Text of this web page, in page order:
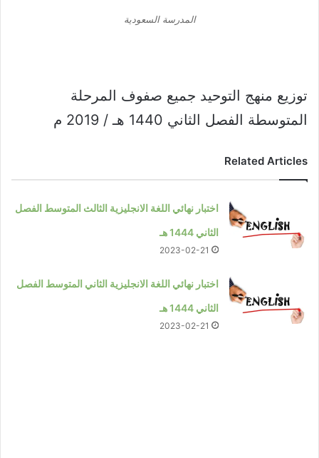
المدرسة السعودية
توزيع منهج التوحيد جميع صفوف المرحلة
المتوسطة الفصل الثاني 1440 هـ / 2019 م
Related Articles
اختبار نهائي اللغة الانجليزية الثالث المتوسط الفصل
الثاني 1444 هـ
2023-02-21
اختبار نهائي اللغة الانجليزية الثاني المتوسط الفصل
الثاني 1444 هـ
2023-02-21